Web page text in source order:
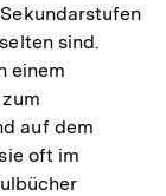
sind.
einem
auf dem
oft im